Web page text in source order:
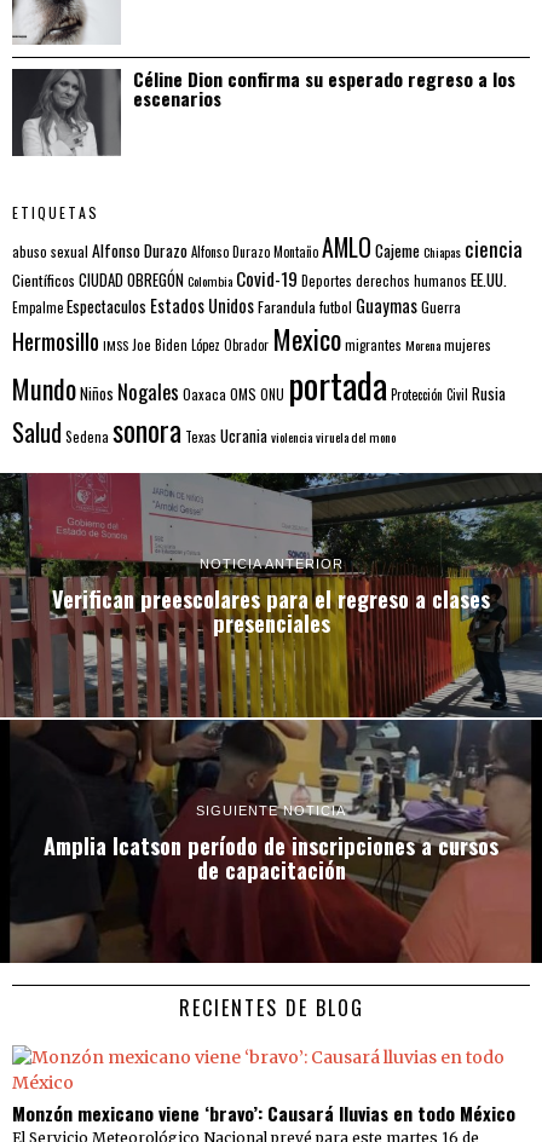
Céline Dion confirma su esperado regreso a los
escenarios
ETIQUETAS
abuso sexual Alfonso DurazoAlfonso Durazo MontañoAMLO CajemeChiapas ciencia
Científicos CIUDAD OBREGÓNColombia Covid-19 Deportes derechos humanos EE.UU.
EmpalmeEspectaculos Estados UnidosFarandulafutbol GuaymasGuerra
Hermosillo IMSS Joe Biden López Obrador Mexicomigrantes Morenamujeres
MundoNiños Nogales Oaxaca OMS ONU portada Protección Civil Rusia
Salud Sedena sonora Texas Ucraniaviolenciaviruela del mono
NOTICIA ANTERIOR
Verifican preescolares para el regreso a clases
presenciales
SIGUIENTE NOTICIA
Amplia Icatson período de inscripciones a cursos
de capacitación
RECIENTES DE BLOG
Monzón mexicano viene ‘bravo’: Causará lluvias en todo México
El Servicio Meteorológico Nacional prevé para este martes 16 de